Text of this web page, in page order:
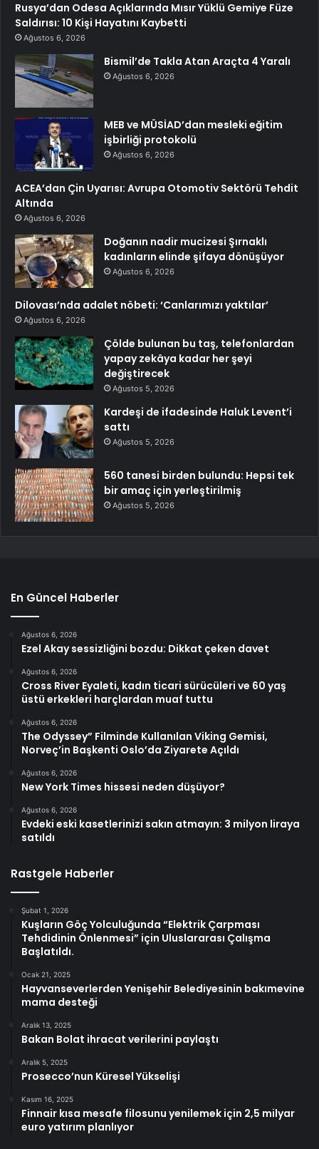
Rusya’dan Odesa Açıklarında Mısır Yüklü Gemiye Füze
Saldırısı: 10 Kişi Hayatını Kaybetti
Ağustos 6, 2026
Bismil’de Takla Atan Araçta 4 Yaralı
Ağustos 6, 2026
MEB ve MÜSİAD’dan mesleki eğitim
işbirliği protokolü
Ağustos 6, 2026
ACEA’dan Çin Uyarısı: Avrupa Otomotiv Sektörü Tehdit
Altında
Ağustos 6, 2026
Doğanın nadir mucizesi Şırnaklı
kadınların elinde şifaya dönüşüyor
Ağustos 6, 2026
Dilovası’nda adalet nöbeti: ‘Canlarımızı yaktılar’
Ağustos 6, 2026
Çölde bulunan bu taş, telefonlardan
yapay zekâya kadar her şeyi
değiştirecek
Ağustos 5, 2026
Kardeşi de ifadesinde Haluk Levent’i
sattı
Ağustos 5, 2026
560 tanesi birden bulundu: Hepsi tek
bir amaç için yerleştirilmiş
Ağustos 5, 2026
En Güncel Haberler
Ağustos 6, 2026
Ezel Akay sessizliğini bozdu: Dikkat çeken davet
Ağustos 6, 2026
Cross River Eyaleti, kadın ticari sürücüleri ve 60 yaş
üstü erkekleri harçlardan muaf tuttu
Ağustos 6, 2026
The Odyssey” Filminde Kullanılan Viking Gemisi,
Norveç’in Başkenti Oslo’da Ziyarete Açıldı
Ağustos 6, 2026
New York Times hissesi neden düşüyor?
Ağustos 6, 2026
Evdeki eski kasetlerinizi sakın atmayın: 3 milyon liraya
satıldı
Rastgele Haberler
Şubat 1, 2026
Kuşların Göç Yolculuğunda “Elektrik Çarpması
Tehdidinin Önlenmesi” için Uluslararası Çalışma
Başlatıldı.
Ocak 21, 2025
Hayvanseverlerden Yenişehir Belediyesinin bakımevine
mama desteği
Aralık 13, 2025
Bakan Bolat ihracat verilerini paylaştı
Aralık 5, 2025
Prosecco’nun Küresel Yükselişi
Kasım 16, 2025
Finnair kısa mesafe filosunu yenilemek için 2,5 milyar
euro yatırım planlıyor